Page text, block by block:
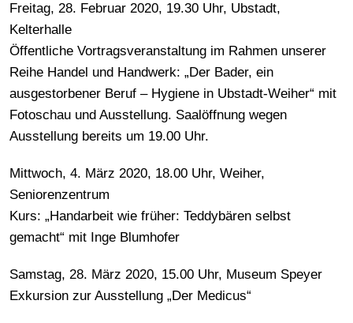
Freitag, 28. Februar 2020, 19.30 Uhr, Ubstadt,
Kelterhalle
Öffentliche Vortragsveranstaltung im Rahmen unserer
Reihe Handel und Handwerk: „Der Bader, ein
ausgestorbener Beruf – Hygiene in Ubstadt-Weiher“ mit
Fotoschau und Ausstellung. Saalöffnung wegen
Ausstellung bereits um 19.00 Uhr.
Mittwoch, 4. März 2020, 18.00 Uhr, Weiher,
Seniorenzentrum
Kurs: „Handarbeit wie früher: Teddybären selbst
gemacht“ mit Inge Blumhofer
Samstag, 28. März 2020, 15.00 Uhr, Museum Speyer
Exkursion zur Ausstellung „Der Medicus“